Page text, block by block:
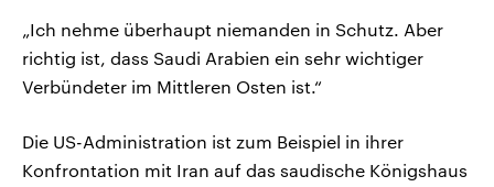
„Ich nehme überhaupt niemanden in Schutz. Aber
richtig ist, dass Saudi Arabien ein sehr wichtiger
Verbündeter im Mittleren Osten ist.“
Die US-Administration ist zum Beispiel in ihrer
Konfrontation mit Iran auf das saudische Königshaus